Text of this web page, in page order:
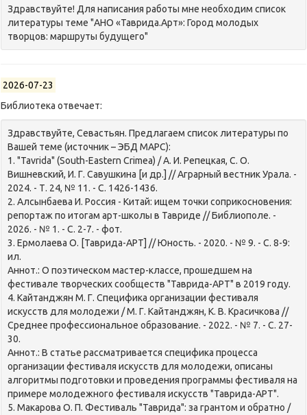
Здравствуйте! Для написания работы мне необходим список
литературы теме "АНО «Таврида.Арт»: Город молодых
творцов: маршруты будущего"
2026-07-23
Библиотека отвечает:
Здравствуйте, Севастьян. Предлагаем список литературы по
Вашей теме (источник – ЭБД МАРС):
1. "Tavrida" (South-Eastern Crimea) / А. И. Репецкая, С. О.
Вишневский, И. Г. Савушкина [и др.] // Аграрный вестник Урала. -
2024. - Т. 24, № 11. - С. 1426-1436.
2. Алсынбаева И. Россия - Китай: ищем точки соприкосновения:
репортаж по итогам арт-школы в Тавриде // Библиополе. -
2026. - № 1. - С. 2-7. - фот.
3. Ермолаева О. [Таврида-АРТ] // Юность. - 2020. - № 9. - С. 8-9:
ил.
Аннот.: О поэтическом мастер-классе, прошедшем на
фестивале творческих сообществ "Таврида-АРТ" в 2019 году.
4. Кайтанджян М. Г. Специфика организации фестиваля
искусств для молодежи / М. Г. Кайтанджян, К. В. Красичкова //
Среднее профессиональное образование. - 2022. - № 7. - С. 27-
30.
Аннот.: В статье рассматривается специфика процесса
организации фестиваля искусств для молодежи, описаны
алгоритмы подготовки и проведения программы фестиваля на
примере молодежного фестиваля искусств "Таврида-АРТ".
5. Макарова О. П. Фестиваль "Таврида": за грантом и обратно /